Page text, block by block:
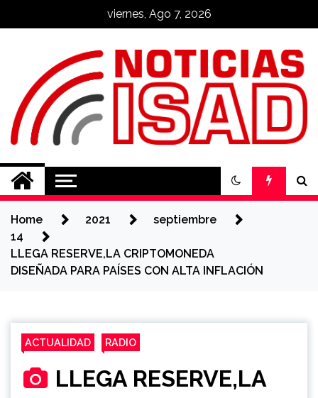
viernes, Ago 7, 2026
Noticias ISAD
REALIZADO POR NUESTROS
Home 2021
septiembre
14
LLEGA RESERVE,LA CRIPTOMONEDA
DISEÑADA PARA PAÍSES CON ALTA INFLACIÓN
ACTUALIDAD RADIO
LLEGA RESERVE,LA